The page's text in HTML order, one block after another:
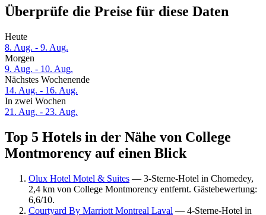
Überprüfe die Preise für diese Daten
Heute
8. Aug. - 9. Aug.
Morgen
9. Aug. - 10. Aug.
Nächstes Wochenende
14. Aug. - 16. Aug.
In zwei Wochen
21. Aug. - 23. Aug.
Top 5 Hotels in der Nähe von College
Montmorency auf einen Blick
Olux Hotel Motel & Suites — 3-Sterne-Hotel in Chomedey,
2,4 km von College Montmorency entfernt. Gästebewertung:
6,6/10.
Courtyard By Marriott Montreal Laval — 4-Sterne-Hotel in